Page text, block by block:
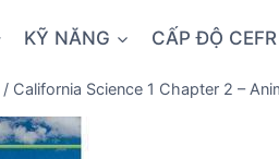
KỸ NĂNG CẤP ĐỘ CEFR
/ California Science 1 Chapter 2 –